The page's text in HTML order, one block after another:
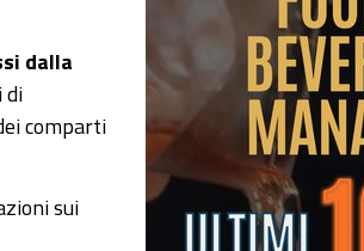
dalla
di
comparti
sui